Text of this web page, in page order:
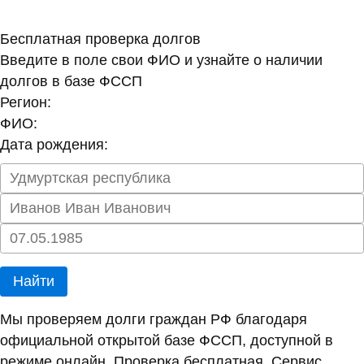
Бесплатная проверка долгов
Введите в поле свои ФИО и узнайте о наличии
долгов в базе ФССП
Регион:
ФИО:
Дата рождения:
Найти
Мы проверяем долги граждан РФ благодаря
официальной открытой базе ФССП, доступной в